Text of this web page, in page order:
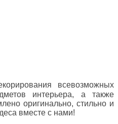
всевозможных
интерьера, а также
оригинально, стильно и
вместе с нами!